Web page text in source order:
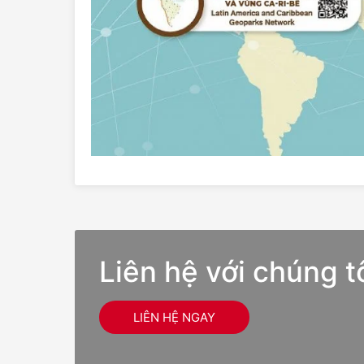
Liên hệ với chúng
LIÊN HỆ NGAY